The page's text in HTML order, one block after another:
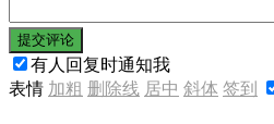
提交评论
有人回复时通知我
表情 加粗 删除线 居中 斜体 签到